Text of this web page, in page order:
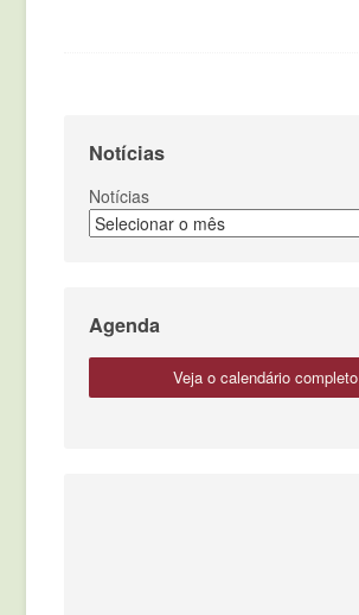
Notícias
Notícias
Agenda
veja o calendário completo